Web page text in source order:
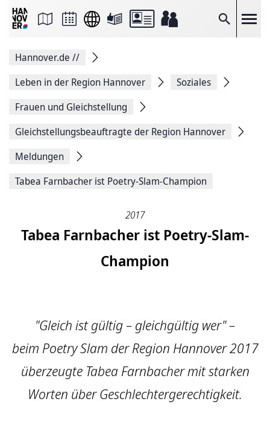
Suche
Seite
Facebook
teilen
Seitenlink
Seite
Hannover.de //
Leben in der Region Hannover
Soziales
Frauen und Gleichstellung
Gleichstellungsbeauftragte der Region Hannover
Meldungen
Tabea Farnbacher ist Poetry-Slam-Champion
2017
Tabea Farnbacher ist Poetry-Slam-
Champion
"Gleich ist gültig – gleichgültig wer" –
beim Poetry Slam der Region Hannover 2017
überzeugte Tabea Farnbacher mit starken
Worten über Geschlechtergerechtigkeit.